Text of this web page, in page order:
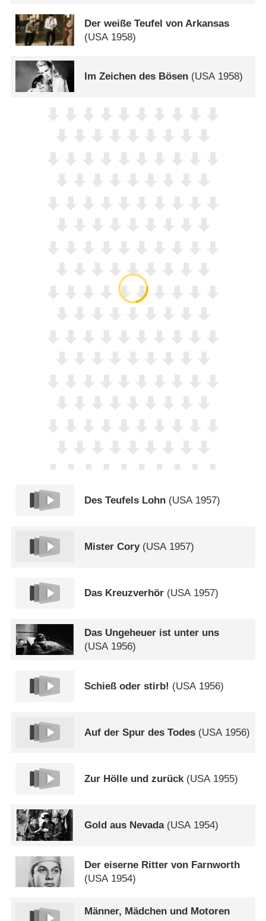
Der weiße Teufel von Arkansas
(USA 1958)
Im Zeichen des Bösen (USA1958)
Des Teufels Lohn (USA1957)
Mister Cory(USA1957)
Das Kreuzverhör (USA1957)
Das Ungeheuer ist unter uns
(USA1956)
Schieß oder stirb! (USA 1956)
Auf der Spur des Todes (USA1956)
Zur Hölle und zurück(USA1955)
Gold aus Nevada(USA1954)
Der eiserne Ritter von Farnworth
(USA1954)
Männer, Mädchen und Motoren